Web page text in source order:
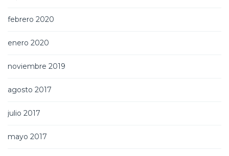
febrero 2020
enero 2020
noviembre 2019
agosto 2017
julio 2017
mayo 2017